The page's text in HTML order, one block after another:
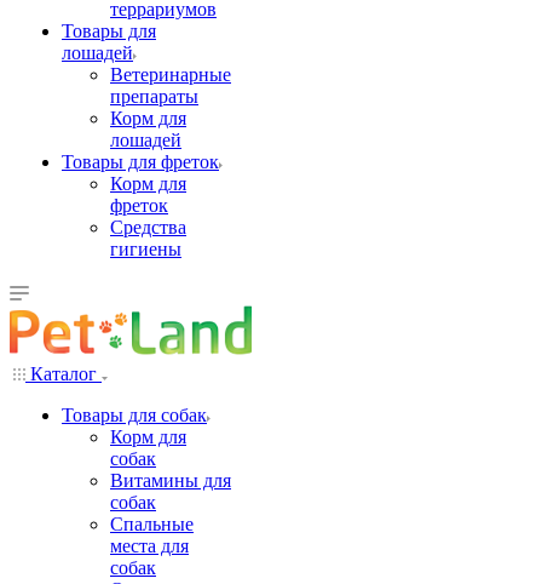
террариумов
Товары для
лошадей
Ветеринарные
препараты
Корм для
лошадей
Товары для фреток
Корм для
фреток
Средства
гигиены
Каталог
Товары для собак
Корм для
собак
Витамины для
собак
Спальные
места для
собак